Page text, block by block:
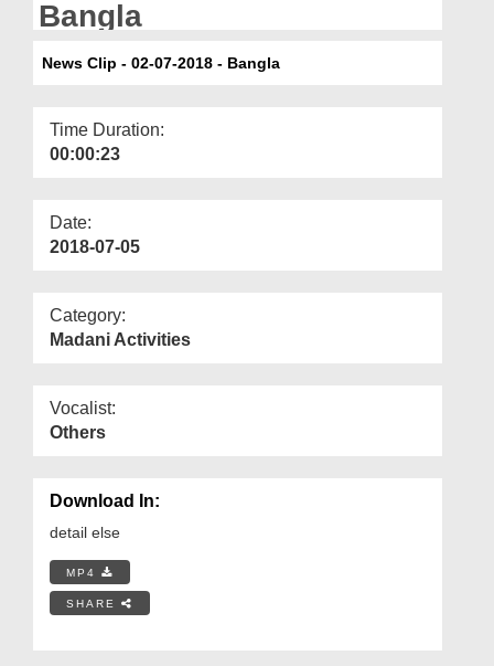
Bangla
News Clip - 02-07-2018 - Bangla
Time Duration:
00:00:23
Date:
2018-07-05
Category:
Madani Activities
Vocalist:
Others
Download In:
detail else
MP4
SHARE